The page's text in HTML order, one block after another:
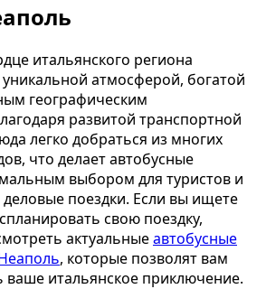
итальянского региона
атмосферой, богатой
географическим
развитой транспортной
легко добраться из многих
что делает автобусные
выбором для туристов и
деловые поездки. Если вы ищете
свою поездку,
актуальныеавтобусные
, которые позволят вам
итальянское приключение.